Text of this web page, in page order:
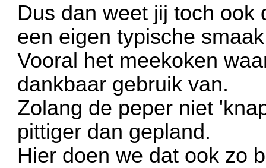
Dus dan weet jij toch ook
een eigen typische
Vooral het meekoken
dankbaar gebruik van.
Zolang de peper niet
pittiger dan gepland.
Hier doen we dat ook zo